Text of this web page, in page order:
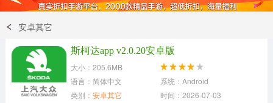
动作射击
冒险解谜 经营养成
安卓其它
斯柯达app v2.0.20安卓版
大小：205.6MB
语言：简体中文
系统：Android
类别： 安卓其它 时间：2026-07-03